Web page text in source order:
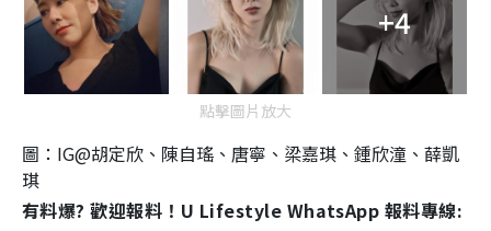
+4
點擊圖片放大
圖：IG@胡定欣、陳自瑤、唐寧、梁嘉琪、鍾欣潼、薛凱
琪
有料爆? 歡迎報料！U Lifestyle WhatsApp 報料專線: